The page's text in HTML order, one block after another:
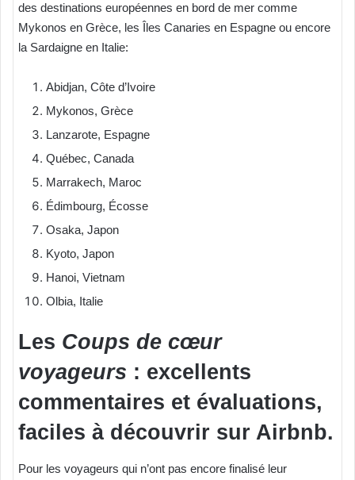
des destinations européennes en bord de mer comme
Mykonos en Grèce, les Îles Canaries en Espagne ou encore
la Sardaigne en Italie:
Abidjan, Côte d’Ivoire
Mykonos, Grèce
Lanzarote, Espagne
Québec, Canada
Marrakech, Maroc
Édimbourg, Écosse
Osaka, Japon
Kyoto, Japon
Hanoi, Vietnam
Olbia, Italie
Les Coups de cœur
voyageurs : excellents
commentaires et évaluations,
faciles à découvrir sur Airbnb.
Pour les voyageurs qui n’ont pas encore finalisé leur